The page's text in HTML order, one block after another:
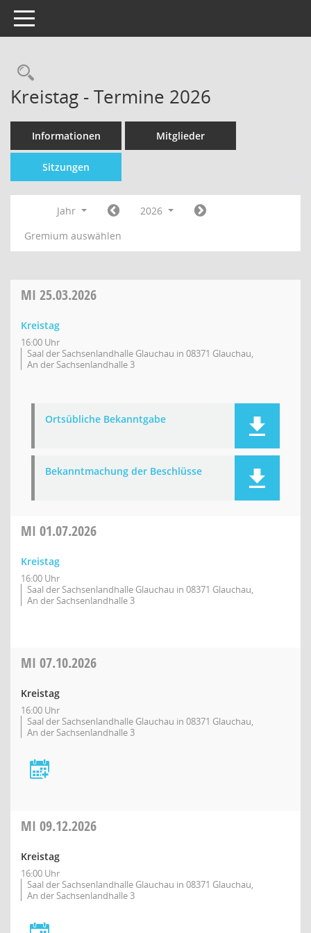
Toggle navigation
Kreistag - Termine 2026
Informationen Mitglieder
Sitzungen
Jahr
2026
Gremium auswählen
MI 25.03.2026
Kreistag
16:00 Uhr
Saal der Sachsenlandhalle Glauchau in 08371 Glauchau,
An der Sachsenlandhalle 3
Ortsübliche Bekanntgabe
Bekanntmachung der Beschlüsse
MI 01.07.2026
Kreistag
16:00 Uhr
Saal der Sachsenlandhalle Glauchau in 08371 Glauchau,
An der Sachsenlandhalle 3
MI 07.10.2026
Kreistag
16:00 Uhr
Saal der Sachsenlandhalle Glauchau in 08371 Glauchau,
An der Sachsenlandhalle 3
MI 09.12.2026
Kreistag
16:00 Uhr
Saal der Sachsenlandhalle Glauchau in 08371 Glauchau,
An der Sachsenlandhalle 3